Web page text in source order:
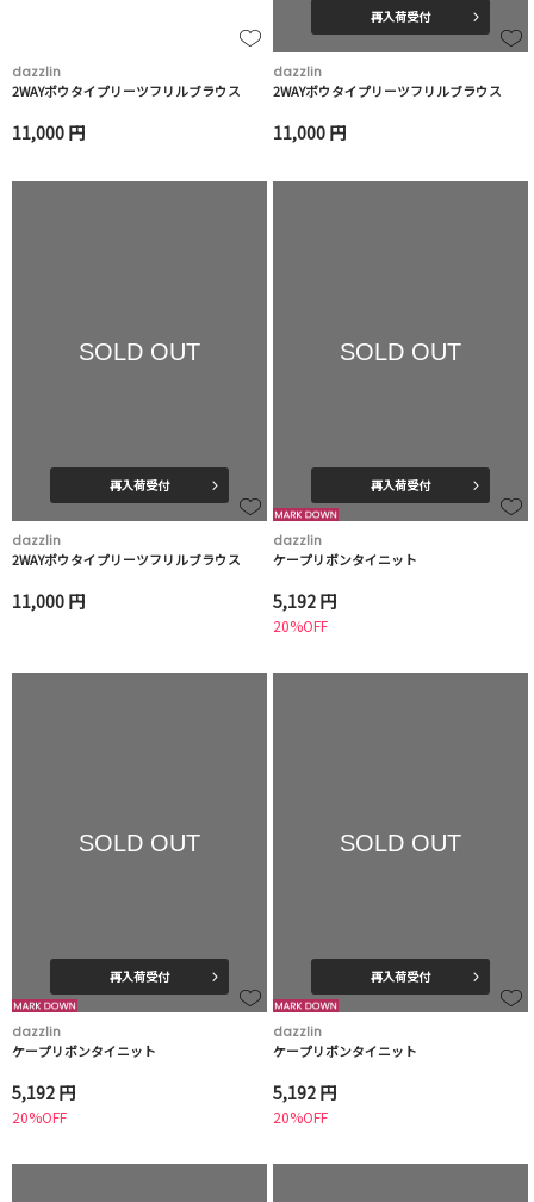
dazzlin
2WAYボウタイプリーツフリルブラウス
11,000 円
再入荷受付
dazzlin
2WAYボウタイプリーツフリルブラウス
11,000 円
SOLD OUT
再入荷受付
dazzlin
2WAYボウタイプリーツフリルブラウス
11,000 円
SOLD OUT
再入荷受付
dazzlin
ケープリボンタイニット
5,192 円
20%OFF
SOLD OUT
再入荷受付
dazzlin
ケープリボンタイニット
5,192 円
20%OFF
SOLD OUT
再入荷受付
dazzlin
ケープリボンタイニット
5,192 円
20%OFF